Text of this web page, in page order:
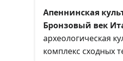
Апеннинская
Бронзовый век
археологическая
комплекс сходных